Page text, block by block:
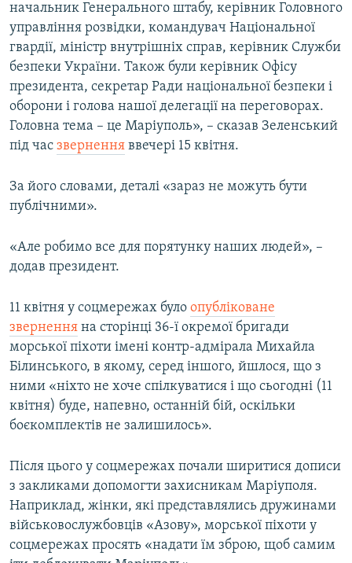
начальник Генерального штабу, керівник Головного
управління розвідки, командувач Національної
гвардії, міністр внутрішніх справ, керівник Служби
безпеки України. Також були керівник Офісу
президента, секретар Ради національної безпеки і
оборони і голова нашої делегації на переговорах.
Головна тема – це Маріуполь», – сказав Зеленський
під час звернення ввечері 15 квітня.
За його словами, деталі «зараз не можуть бути
публічними».
«Але робимо все для порятунку наших людей», –
додав президент.
11 квітня у соцмережах було опубліковане
звернення на сторінці 36-ї окремої бригади
морської піхоти імені контр-адмірала Михайла
Білинського, в якому, серед іншого, йшлося, що з
ними «ніхто не хоче спілкуватися і що сьогодні (11
квітня) буде, напевно, останній бій, оскільки
боєкомплектів не залишилось».
Після цього у соцмережах почали ширитися дописи
з закликами допомогти захисникам Маріуполя.
Наприклад, жінки, які представлялись дружинами
військовослужбовців «Азову», морської піхоти у
соцмережах просять «надати їм зброю, щоб самим